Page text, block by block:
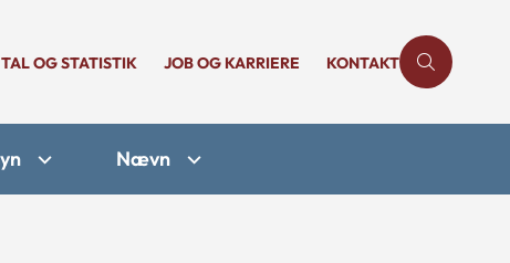
TAL OG STATISTIK JOB OG KARRIERE KONTAKT
Nævn